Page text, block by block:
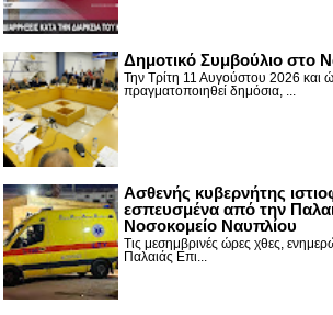
Δημοτικό Συμβούλιο στο
Την Τρίτη 11 Αυγούστου 2026 και
πραγματοποιηθεί δημόσια, ...
Ασθενής κυβερνήτης
εσπευσμένα από την
Νοσοκομείο Ναυπλίου
Τις μεσημβρινές ώρες χθες,
Παλαιάς Επι...